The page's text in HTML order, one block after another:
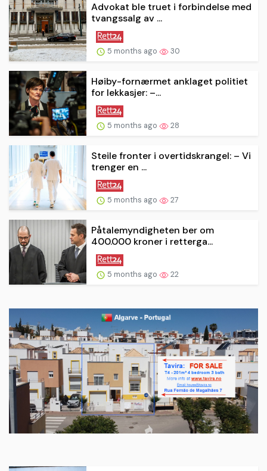
Advokat ble truet i forbindelse med
tvangssalg av ...
5 months ago 30
Høiby-fornærmet anklaget politiet
for lekkasjer: –...
5 months ago 28
Steile fronter i overtidskrangel: – Vi
trenger en ...
5 months ago 27
Påtalemyndigheten ber om
400.000 kroner i retterga...
5 months ago 22